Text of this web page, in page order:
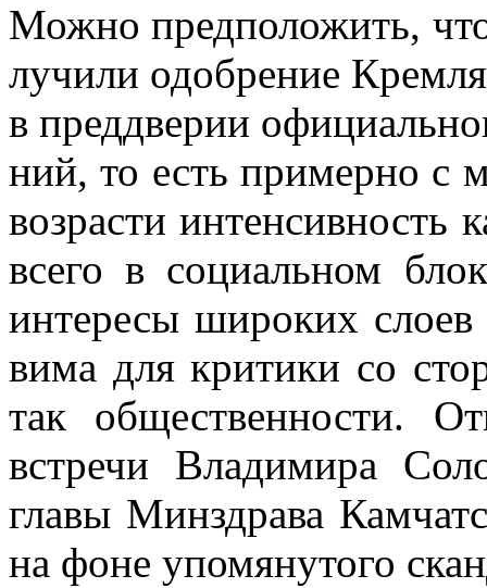
Мож­но пред­по­ло­жить,
лу­чи­ли одоб­ре­ние
в пред­две­рии
ний, то есть при­мер­но с
воз­рас­ти ин­тен­сив­ность
все­го в со­ци­аль­ном
ин­те­ре­сы ши­ро­ких
ви­ма для кри­ти­ки со
так об­ще­ствен­но­сти.
встре­чи Вла­ди­ми­ра
гла­вы Мин­здра­ва
на фоне упо­мя­ну­то­го